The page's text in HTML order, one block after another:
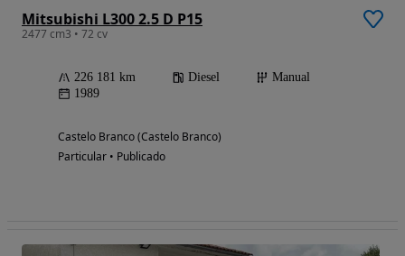
Mitsubishi L300 2.5 D P15
2477 cm3 • 72 cv
226 181 km Diesel
Manual
1989
Castelo Branco (Castelo Branco)
Particular • Publicado